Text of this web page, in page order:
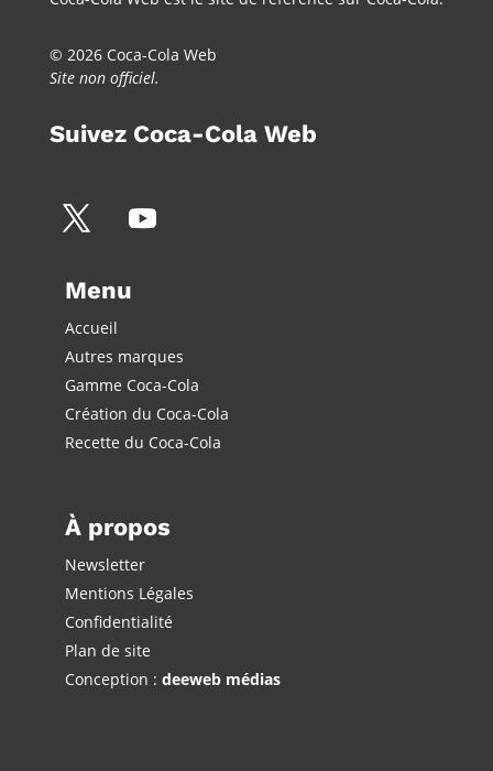
© 2026 Coca-Cola Web
Site non officiel.
Suivez Coca-Cola Web
Menu
Accueil
Autres marques
Gamme Coca-Cola
Création du Coca-Cola
Recette du Coca-Cola
À propos
Newsletter
Mentions Légales
Confidentialité
Plan de site
Conception : deeweb médias